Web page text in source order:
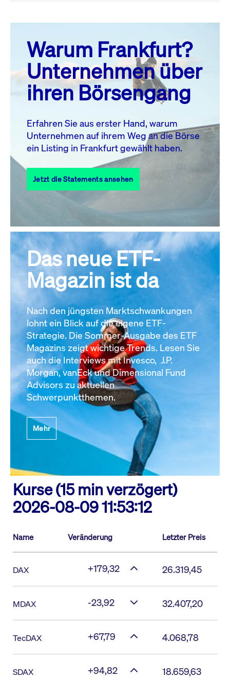
August 26
MO. DI. MI. DO. FR. SA. SO.
1
2
3
4 5 6 7 8
10 11 13 14
17
18 19 20 21 22
23
27 28
31
Alle Events
Warum Frankfurt?
Unternehmen über
ihren Börsengang
Erfahren Sie aus erster Hand, warum
Unternehmen auf ihrem Weg an die Börse
ein Listing in Frankfurt gewählt haben.
Jetzt die Statements ansehen
Das neue ETF-
Magazin ist da
Nach den jüngsten Marktschwankungen
lohnt ein Blick auf die eigene ETF-
Strategie. Die Sommer-Ausgabe des ETF
Magazins zeigt wichtige Trends. Lesen Sie
auch die Interviews mit Invesco, J.P.
Morgan, vanEck und Dimensional Fund
Advisors zu aktuellen
Schwerpunktthemen.
Mehr
Kurse (15 min verzögert)
2026-08-09 11:53:12
Name Veränderung Letzter Preis
DAX +179,32 26.319,45
MDAX -23,92 32.407,20
TecDAX +67,79 4.068,78
SDAX +94,82 18.659,63